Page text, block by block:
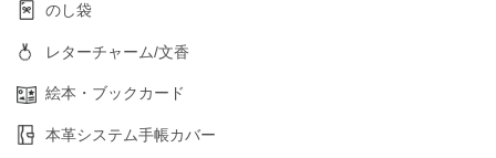
のし袋
レターチャーム/文香
絵本・ブックカード
本革システム手帳カバー